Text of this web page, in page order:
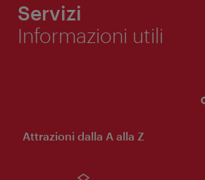
Servizi
Informazioni utili
Attrazioni dalla A alla Z